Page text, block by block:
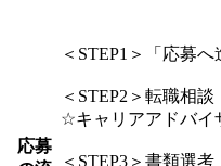
応募
＜STEP1＞「応募
＜STEP2＞転職相談
☆キャリアアドバイ
＜STEP3＞書類選考